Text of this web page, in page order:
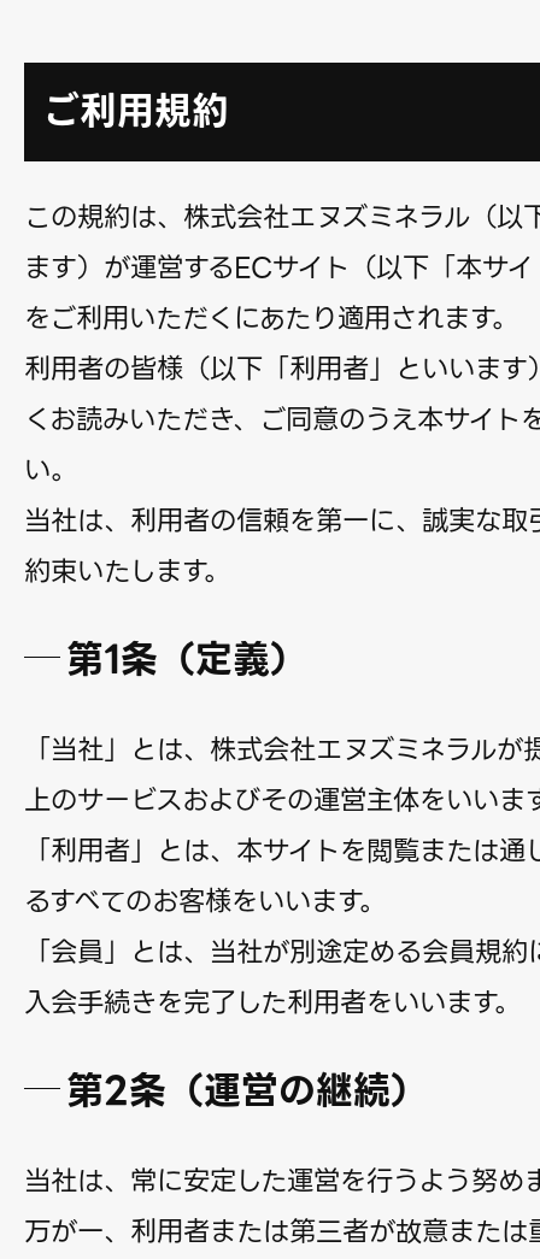
ご利用規約
この規約は、株式会社エヌズミネラル（以
ます）が運営するECサイト（以下「本サ
をご利用いただくにあたり適用されます。
利用者の皆様（以下「利用者」といいます
くお読みいただき、ご同意のうえ本サイト
い。
当社は、利用者の信頼を第一に、誠実な取
約束いたします。
第1条（定義）
「当社」とは、株式会社エヌズミネラルが
上のサービスおよびその運営主体をいいま
「利用者」とは、本サイトを閲覧または
るすべてのお客様をいいます。
「会員」とは、当社が別途定める会員規
入会手続きを完了した利用者をいいます。
第2条（運営の継続）
当社は、常に安定した運営を行うよう努め
万が一、利用者または第三者が故意また